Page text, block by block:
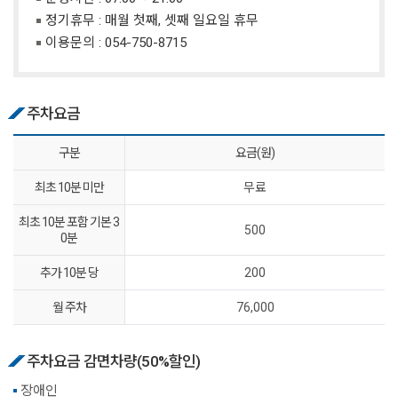
정기휴무 : 매월 첫째, 셋째 일요일 휴무
이용문의 : 054-750-8715
주차요금
구분 요금(원)
최초 10분 미만 무료
최초 10분 포함 기본 3
0분
500
추가 10분 당 200
월 주차 76,000
주차요금 감면차량(50%할인)
장애인